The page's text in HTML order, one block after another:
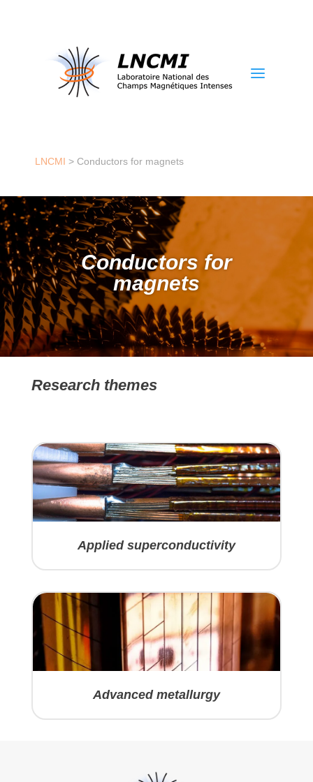
a
LNCMI > Conductors for magnets
Conductors for
magnets
Research themes
Applied superconductivity
Advanced metallurgy